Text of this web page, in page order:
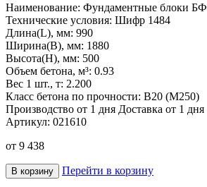
Наименование: Фундаментные блоки БФ
Технические условия: Шифр 1484
Длина(L), мм: 990
Ширина(B), мм: 1880
Высота(H), мм: 500
Объем бетона, м³: 0.93
Вес 1 шт., т: 2.200
Класс бетона по прочности: B20 (M250)
Производство от 1 дня Доставка от 1 дня
Артикул: 021610
от 9 438
В корзину Перейти в корзину